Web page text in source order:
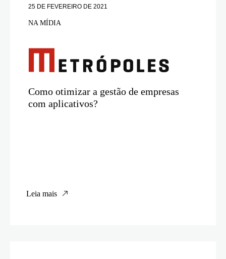
25 DE FEVEREIRO DE 2021
NA MÍDIA
Como otimizar a gestão de empresas
com aplicativos?
Leia mais